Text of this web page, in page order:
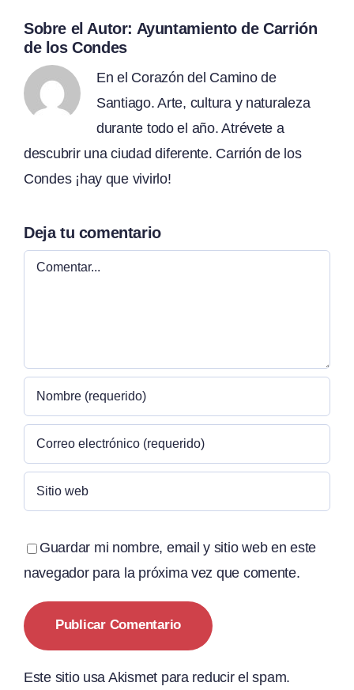
Sobre el Autor: Ayuntamiento de Carrión
de los Condes
En el Corazón del Camino de
Santiago. Arte, cultura y naturaleza
durante todo el año. Atrévete a
descubrir una ciudad diferente. Carrión de los
Condes ¡hay que vivirlo!
Deja tu comentario
Comentar
Guardar mi nombre, email y sitio web en este
navegador para la próxima vez que comente.
Este sitio usa Akismet para reducir el spam.